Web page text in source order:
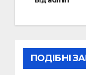
ПОДІБНІ